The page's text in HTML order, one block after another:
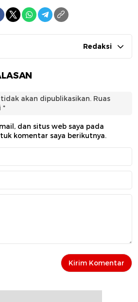
Redaksi
akan dipublikasikan. Ruas
*
dan situs web saya pada
komentar saya berikutnya.